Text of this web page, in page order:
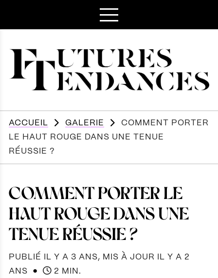
ACCUEIL GALERIE
COMMENT PORTER
LE HAUT ROUGE DANS UNE TENUE
RÉUSSIE ?
COMMENT PORTER LE
HAUT ROUGE DANS UNE
TENUE RÉUSSIE ?
PUBLIÉ IL Y A 3 ANS, MIS À JOUR IL Y A 2
ANS
● 2 MIN.